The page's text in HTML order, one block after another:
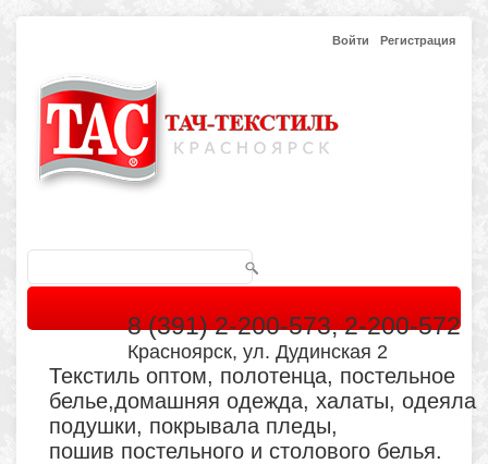
Войти Регистрация
8 (391) 2-200-573, 2-200-572
Красноярск, ул. Дудинская 2
Текстиль оптом, полотенца, постельное
белье,домашняя одежда, халаты, одеяла
подушки, покрывала пледы,
пошив постельного и столового белья.